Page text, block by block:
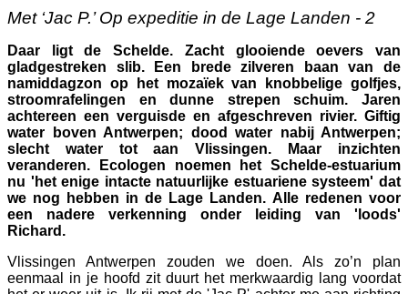
Met ‘Jac P.’ Op expeditie in de Lage Landen - 2
Daar ligt de Schelde. Zacht glooiende oevers van
gladgestreken slib. Een brede zilveren baan van de
namiddagzon op het mozaïek van knobbelige golfjes,
stroomrafelingen en dunne strepen schuim. Jaren
achtereen een verguisde en afgeschreven rivier. Giftig
water boven Antwerpen; dood water nabij Antwerpen;
slecht water tot aan Vlissingen. Maar inzichten
veranderen. Ecologen noemen het Schelde-estuarium
nu 'het enige intacte natuurlijke estuariene systeem' dat
we nog hebben in de Lage Landen. Alle redenen voor
een nadere verkenning onder leiding van 'loods'
Richard.
Vlissingen Antwerpen zouden we doen. Als zo’n plan
eenmaal in je hoofd zit duurt het merkwaardig lang voordat